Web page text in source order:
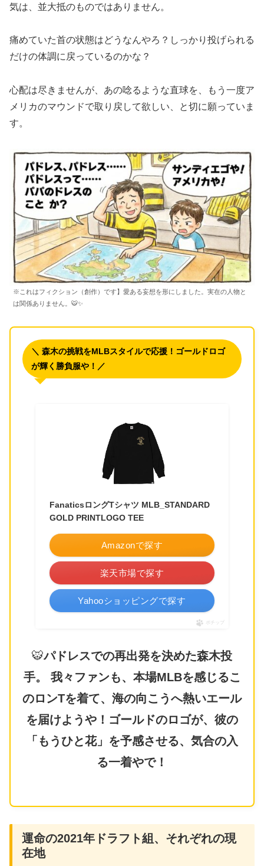
気は、並大抵のものではありません。
​痛めていた首の状態はどうなんやろ？しっかり投げられる
だけの体調に戻っているのかな？
心配は尽きませんが、あの唸るような直球を、もう一度ア
メリカのマウンドで取り戻して欲しい、と切に願っていま
す。
※これはフィクション（創作）です】愛ある妄想を形にしました。実在の人物と
は関係ありません。🐯✨
＼ 森木の挑戦をMLBスタイルで応援！ゴールドロゴ
が輝く勝負服や！／
FanaticsロングTシャツ MLB_STANDARD
GOLD PRINTLOGO TEE
Amazonで探す
楽天市場で探す
Yahooショッピングで探す
ポチップ
🐯パドレスでの再出発を決めた森木投
手。 我々ファンも、本場MLBを感じるこ
のロンTを着て、海の向こうへ熱いエール
を届けようや！ゴールドのロゴが、彼の
「もうひと花」を予感させる、気合の入
る一着やで！
​運命の2021年ドラフト組、それぞれの現
在地